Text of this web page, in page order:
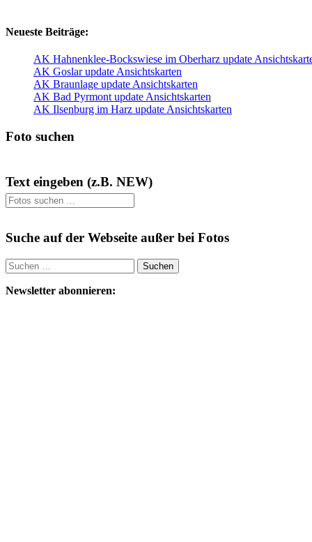
Neueste Beiträge:
AK Hahnenklee-Bockswiese im Oberharz update
AK Goslar update Ansichtskarten
AK Braunlage update Ansichtskarten
AK Bad Pyrmont update Ansichtskarten
AK Ilsenburg im Harz update Ansichtskarten
Foto suchen
Text eingeben (z.B. NEW)
Suche auf der Webseite außer bei Fotos
Suchen
nach:
Newsletter abonnieren: